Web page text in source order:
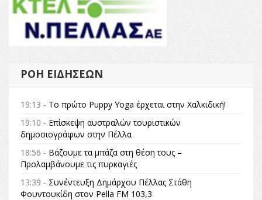
ΡΟΉ ΕΙΔΉΣΕΩΝ
19:13 - Το πρώτο Puppy Yoga έρχεται στην Χαλκιδική!
19:10 - Επίσκεψη αυστραλών τουριστικών
δημοσιογράφων στην Πέλλα
18:56 - Βάζουμε τα μπάζα στη θέση τους –
Προλαμβάνουμε τις πυρκαγιές
13:39 - Συνέντευξη Δημάρχου Πέλλας Στάθη
Φουντουκίδη στον Pella FM 103,3